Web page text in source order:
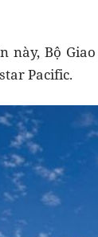
này, Bộ
Pacific.